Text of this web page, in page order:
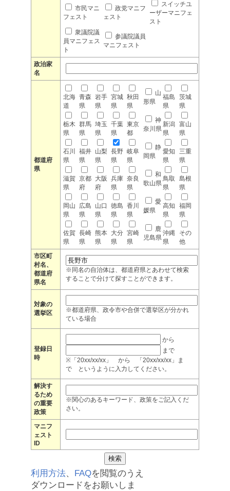
市民マニ
フェスト
政党マニフ
ェスト
スイッチユ
ーザーマニフェ
スト
衆議院議
員マニフェス
ト
参議院議員
マニフェスト
政治家
名
都道府
県
北海
道
青森
県
岩手
県
宮城
県
秋田
県
山
形県
福島
県
茨城
県
栃木
県
群馬
県
埼玉
県
千葉
県
東京
都
神
奈川県
新潟
県
富山
県
石川
県
福井
県
山梨
県
長野
県
岐阜
県
静
岡県
愛知
県
三重
県
滋賀
県
京都
府
大阪
府
兵庫
県
奈良
県
和
歌山県
鳥取
県
島根
県
岡山
県
広島
県
山口
県
徳島
県
香川
県
愛
媛県
高知
県
福岡
県
佐賀
県
長崎
県
熊本
県
大分
県
宮崎
県
鹿
児島県
沖縄
県
その
他
市区町
村名、
都道府
県名
※同名の自治体は、都道府県とあわせて検索
することで分けて探すことができます。
対象の
選挙区
※都道府県、政令市や合併で選挙区が分かれ
ている場合
登録日
時
から
まで
※「20xx/xx/xx」 から 「20xx/xx/xx」ま
で というように入力してください。
解決す
るため
の重要
政策
※関心のあるキーワード、政策をご記入くだ
さい。
マニフ
ェスト
ID
利用方法、 FAQを閲覧のうえ
ダウンロードをお願いしま